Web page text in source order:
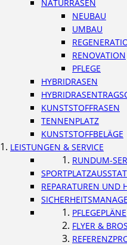
NATURRASEN
NEUBAU
UMBAU
RENOVATION
PFLEGE
HYBRIDRASEN
KUNSTSTOFFRASEN
TENNENPLATZ
KUNSTSTOFFBELÄGE
LEISTUNGEN & SERVICE
RUNDUM-
REPARATUREN UND
PFLEGEPLÄNE
FLYER &